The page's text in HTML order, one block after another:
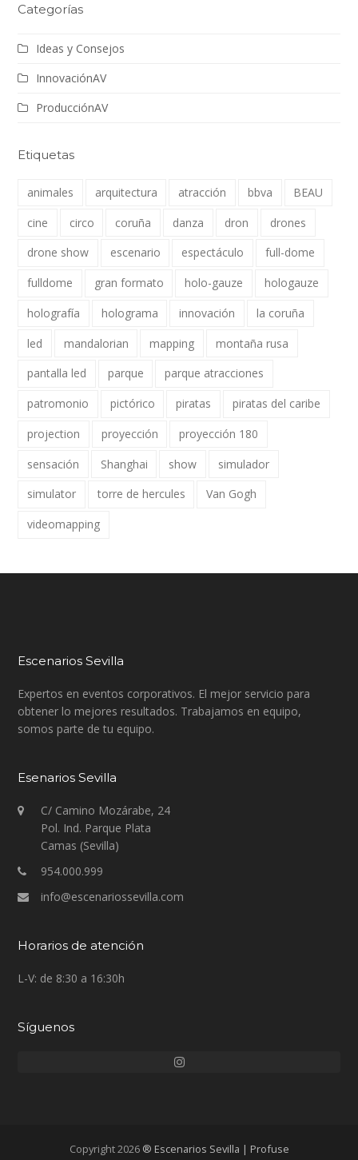
Categorías
Ideas y Consejos
InnovaciónAV
ProducciónAV
Etiquetas
animales arquitectura atracción bbva
BEAU
cine
circo coruña danza dron
drones
drone show
escenario espectáculo
full-dome
fulldome
gran formato holo-gauze
hologauze
holografía
holograma innovación
la coruña
led
mandalorian mapping
montaña rusa
pantalla led
parque
parque atracciones
patromonio
pictórico piratas
piratas del caribe
projection
proyección
proyección 180
sensación
Shanghai show
simulador
simulator
torre de hercules
Van Gogh
videomapping
Escenarios Sevilla
Expertos en eventos corporativos. El mejor servicio para
obtener lo mejores resultados. Trabajamos en equipo,
somos parte de tu equipo.
Esenarios Sevilla
C/ Camino Mozárabe, 24
Pol. Ind. Parque Plata
Camas (Sevilla)
954.000.999
info@escenariossevilla.com
Horarios de atención
L-V: de 8:30 a 16:30h
Síguenos
Instagram
Copyright 2026 ® Escenarios Sevilla | Profuse